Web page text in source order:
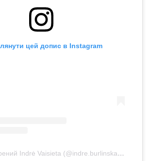
цей допис в Instagram
Допис, поширений Indrė Vaisieta (@indre.burlinskaite)